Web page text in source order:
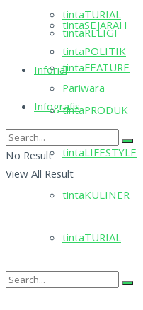
tintaSEJARAH
tintaFEATURE
tintaPRODUK
tintaLIFESTYLE
tintaKULINER
tintaTURIAL
tintaTURIAL
tintaRELIGI
tintaPOLITIK
Inforial
Pariwara
Infografis
No Result
View All Result